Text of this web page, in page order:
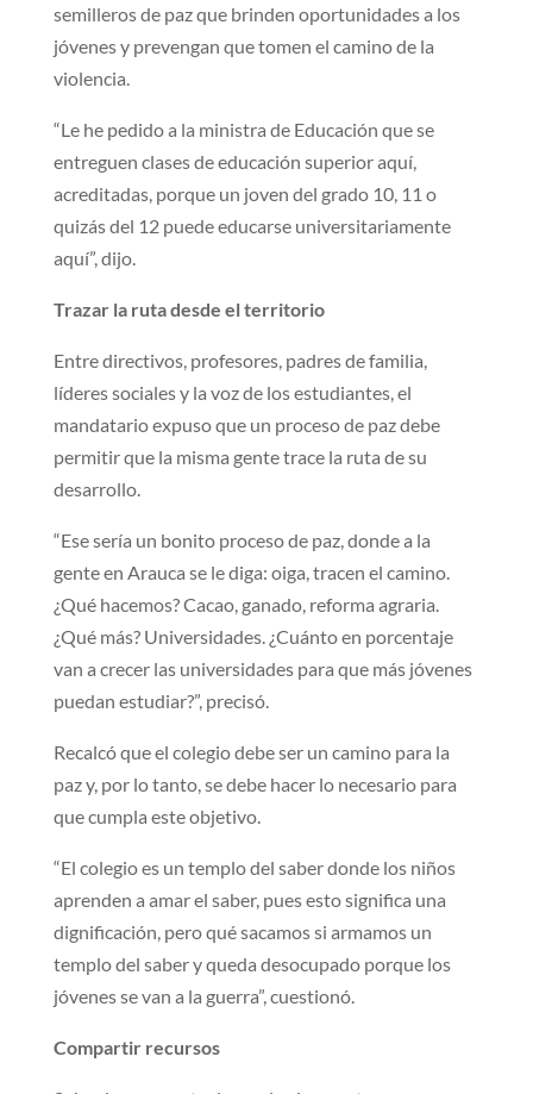
semilleros de paz que brinden oportunidades a los
jóvenes y prevengan que tomen el camino de la
violencia.
“Le he pedido a la ministra de Educación que se
entreguen clases de educación superior aquí,
acreditadas, porque un joven del grado 10, 11 o
quizás del 12 puede educarse universitariamente
aquí”, dijo.
Trazar la ruta desde el territorio
Entre directivos, profesores, padres de familia,
líderes sociales y la voz de los estudiantes, el
mandatario expuso que un proceso de paz debe
permitir que la misma gente trace la ruta de su
desarrollo.
“Ese sería un bonito proceso de paz, donde a la
gente en Arauca se le diga: oiga, tracen el camino.
¿Qué hacemos? Cacao, ganado, reforma agraria.
¿Qué más? Universidades. ¿Cuánto en porcentaje
van a crecer las universidades para que más jóvenes
puedan estudiar?”, precisó.
Recalcó que el colegio debe ser un camino para la
paz y, por lo tanto, se debe hacer lo necesario para
que cumpla este objetivo.
“El colegio es un templo del saber donde los niños
aprenden a amar el saber, pues esto significa una
dignificación, pero qué sacamos si armamos un
templo del saber y queda desocupado porque los
jóvenes se van a la guerra”, cuestionó.
Compartir recursos